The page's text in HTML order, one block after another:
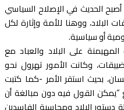
الحديث في الإصلاح السياسي
البلاد، ووهنا للأمة وإثارة لكل
أو سياسية.
على البلاد والعباد مع
وكانت الأمور تهرول نحو
بحيث استقر الأمر -كما كتبت
“يمكن القول فيه دون مبالغة أن